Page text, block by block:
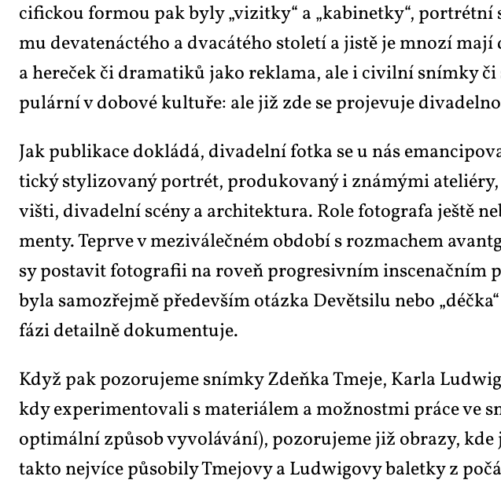
ci­fic­kou for­mou pak by­ly „vi­zit­ky“ a „ka­bi­net­ky“,
mu de­va­te­nác­té­ho a dva­cá­té­ho sto­le­tí a jis­tě je mno­zí
a he­re­ček či dra­ma­ti­ků ja­ko re­kla­ma, ale i ci­vil­ní sním­ky
pu­lár­ní v do­bo­vé kul­tu­ře: ale již zde se pro­je­vu­je
Jak pu­b­li­ka­ce do­klá­dá, di­va­del­ní fot­ka se u nás
tic­ký sty­li­zo­va­ný por­trét, pro­du­ko­va­ný i zná­mý­mi
viš­ti, di­va­del­ní scé­ny a ar­chi­tek­tu­ra. Ro­le fo­to­gra­fa ješ­tě
men­ty. Te­pr­ve v me­zi­vá­leč­ném ob­do­bí s roz­ma­chem
sy po­sta­vit fo­to­gra­fii na ro­veň pro­gre­siv­ním in­sce­nač­ním
by­la sa­mo­zřej­mě pře­de­vším otáz­ka De­vět­si­lu ne­bo
fá­zi de­tail­ně do­ku­men­tu­je.
Když pak po­zo­ru­je­me sním­ky Zdeň­ka Tme­je, Kar­la
kdy ex­pe­ri­men­to­va­li s ma­te­ri­á­lem a mož­nost­mi prá­ce ve
op­ti­mál­ní způ­sob vy­vo­lá­vá­ní), po­zo­ru­je­me již ob­ra­zy,
tak­to nej­ví­ce pů­so­bi­ly Tmejo­vy a Ludwi­go­vy ba­let­ky z